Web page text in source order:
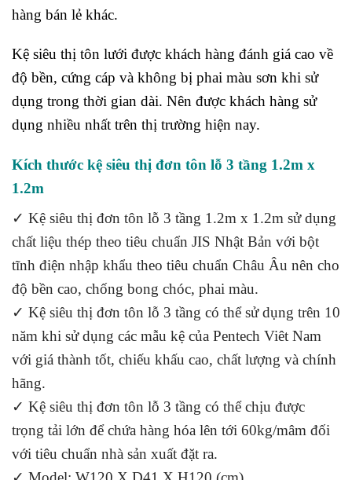
hàng bán lẻ khác.
Kệ siêu thị tôn lưới được khách hàng đánh giá cao về
độ bền, cứng cáp và không bị phai màu sơn khi sử
dụng trong thời gian dài. Nên được khách hàng sử
dụng nhiều nhất trên thị trường hiện nay.
Kích thước kệ siêu thị đơn tôn lỗ 3 tầng 1.2m x
1.2m
✓ Kệ siêu thị đơn tôn lỗ 3 tầng 1.2m x 1.2m sử dụng
chất liệu thép theo tiêu chuẩn JIS Nhật Bản với bột
tĩnh điện nhập khẩu theo tiêu chuẩn Châu Âu nên cho
độ bền cao, chống bong chóc, phai màu.
✓ Kệ siêu thị đơn tôn lỗ 3 tầng có thể sử dụng trên 10
năm khi sử dụng các mẫu kệ của Pentech Viêt Nam
với giá thành tốt, chiếu khấu cao, chất lượng và chính
hãng.
✓ Kệ siêu thị đơn tôn lỗ 3 tầng có thể chịu được
trọng tải lớn để chứa hàng hóa lên tới 60kg/mâm đối
với tiêu chuẩn nhà sản xuất đặt ra.